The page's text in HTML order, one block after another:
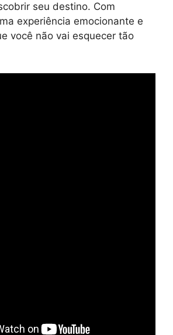
seu destino. Com
experiência emocionante e
você não vai esquecer tão